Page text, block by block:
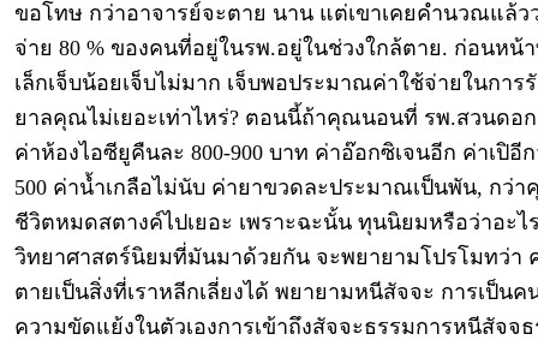
ขอโทษ กว่าอาจารย์จะตาย นาน แต่เขาเคยคำนวณแล้ว
จ่าย 80 % ของคนที่อยู่ในรพ.อยู่ในช่วงใกล้ตาย. ก่อนหน้
เล็กเจ็บน้อยเจ็บไม่มาก เจ็บพอประมาณค่าใช้จ่ายในการ
ยาลคุณไม่เยอะเท่าไหร่? ตอนนี้ถ้าคุณนอนที่ รพ.สวนดอก
ค่าห้องไอซียูคืนละ 800-900 บาท ค่าอ๊อกซิเจนอีก ค่าเปิอี
500 ค่าน้ำเกลือไม่นับ ค่ายาขวดละประมาณเป็นพัน, กว่
ชีวิตหมดสตางค์ไปเยอะ เพราะฉะนั้น ทุนนิยมหรือว่าอะไ
วิทยาศาสตร์นิยมที่มันมาด้วยกัน จะพยายามโปรโมทว่า
ตายเป็นสิ่งที่เราหลีกเลี่ยงได้ พยายามหนีสัจจะ การเป็นค
ความขัดแย้งในตัวเองการเข้าถึงสัจจะธรรมการหนีสัจจ